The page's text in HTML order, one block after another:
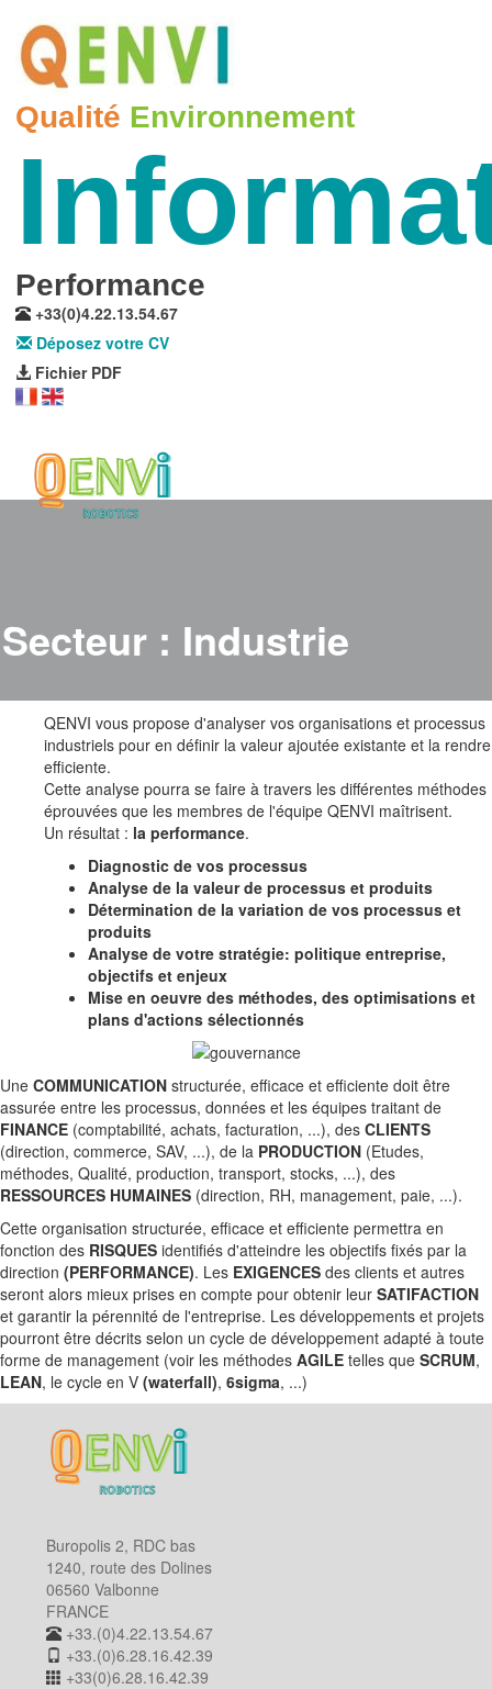
Qualité Environnement
Performance
+33(0)4.22.13.54.67
Déposez votre CV
Fichier PDF
Secteur : Industrie
QENVI vous propose d'analyser vos organisations et processus
industriels pour en définir la valeur ajoutée existante et la rendre
efficiente.
Cette analyse pourra se faire à travers les différentes méthodes
éprouvées que les membres de l'équipe QENVI maîtrisent.
Un résultat : la performance.
Diagnostic de vos processus
Analyse de la valeur de processus et produits
Détermination de la variation de vos processus et
produits
Analyse de votre stratégie: politique entreprise,
objectifs et enjeux
Mise en oeuvre des méthodes, des optimisations et
plans d'actions sélectionnés
Une COMMUNICATION structurée, efficace et efficiente doit être
assurée entre les processus, données et les équipes traitant de
FINANCE (comptabilité, achats, facturation, ...), des CLIENTS
(direction, commerce, SAV, ...), de la PRODUCTION (Etudes,
méthodes, Qualité, production, transport, stocks, ...), des
RESSOURCES HUMAINES (direction, RH, management, paie, ...).
Cette organisation structurée, efficace et efficiente permettra en
fonction des RISQUES identifiés d'atteindre les objectifs fixés par la
direction (PERFORMANCE). Les EXIGENCES des clients et autres
seront alors mieux prises en compte pour obtenir leur SATIFACTION
et garantir la pérennité de l'entreprise. Les développements et projets
pourront être décrits selon un cycle de développement adapté à toute
forme de management (voir les méthodes AGILE telles que SCRUM,
LEAN, le cycle en V (waterfall), 6sigma, ...)
Buropolis 2, RDC bas
1240, route des Dolines
06560 Valbonne
FRANCE
+33.(0)4.22.13.54.67
+33.(0)6.28.16.42.39
+33(0)6.28.16.42.39